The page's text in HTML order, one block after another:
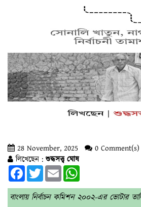
28 November, 2025 0 Comment(s)
লিখেছেন :শুদ্ধসত্ত্ব ঘোষ
FacebookTwitterEmail
বাংলায় নির্বাচন কমিশন ২০০২-এর ভোটার